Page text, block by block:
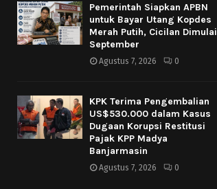
Pemerintah Siapkan APBN
untuk Bayar Utang Kopdes
Merah Putih, Cicilan Dimulai
September
Agustus 7, 2026 0
KPK Terima Pengembalian
US$530.000 dalam Kasus
Dugaan Korupsi Restitusi
Pajak KPP Madya
Banjarmasin
Agustus 7, 2026 0